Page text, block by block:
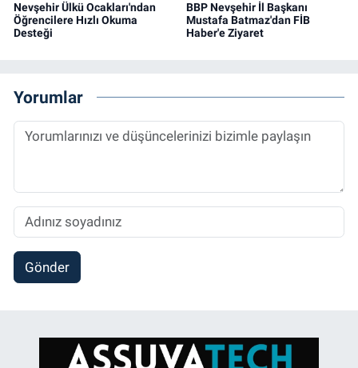
Nevşehir Ülkü Ocakları'ndan
Öğrencilere Hızlı Okuma
Desteği
BBP Nevşehir İl Başkanı
Mustafa Batmaz'dan FİB
Haber'e Ziyaret
Yorumlar
Gönder